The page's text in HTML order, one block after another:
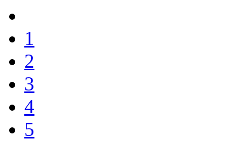
1
2
3
4
5